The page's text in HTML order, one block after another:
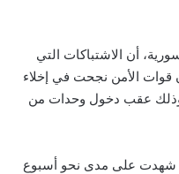
أن الاشتباكات التي
قوات الأمن نجحت في إخلاء
وذلك عقب دخول وحدات من
شهدت على مدى نحو أسبوع